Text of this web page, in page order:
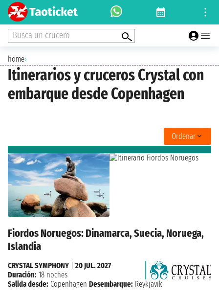
Busca un crucero
home›
Itinerarios y cruceros Crystal con
embarque desde Copenhagen
Ordenar
Fiordos Noruegos: Dinamarca, Suecia, Noruega,
Islandia
CRYSTAL SYMPHONY
20 JUL. 2027
Duración: 18 noches
Salida desde: Copenhagen Desembarque: Reykjavik